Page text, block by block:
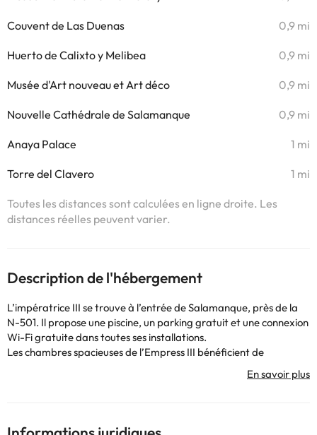
Couvent de Las Duenas 0,9 mi
Huerto de Calixto y Melibea 0,9 mi
Musée d'Art nouveau et Art déco 0,9 mi
Nouvelle Cathédrale de Salamanque 0,9 mi
Anaya Palace 1 mi
Torre del Clavero 1 mi
Toutes les distances sont calculées en ligne droite. Les
distances réelles peuvent varier.
Description de l'hébergement
L’impératrice III se trouve à l’entrée de Salamanque, près de la
N-501. Il propose une piscine, un parking gratuit et une connexion
Wi-Fi gratuite dans toutes ses installations.
Les chambres spacieuses de l’Empress III bénéficient de
beaucoup de lumière naturelle. Toutes disposent d'une salle de
bains, d'une télévision, d'un minibar, d'un coffre-fort, du
servant une cuisine internationale.